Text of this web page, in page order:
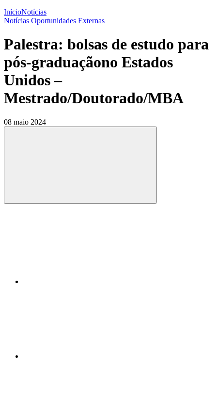
InícioNotícias
Notícias Oportunidades Externas
Palestra: bolsas de estudo para
pós-graduaçãono Estados
Unidos –
Mestrado/Doutorado/MBA
08 maio 2024
Compartilhar